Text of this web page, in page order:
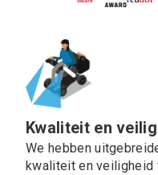
Kwaliteit en
We hebben
kwaliteit en veiligheid